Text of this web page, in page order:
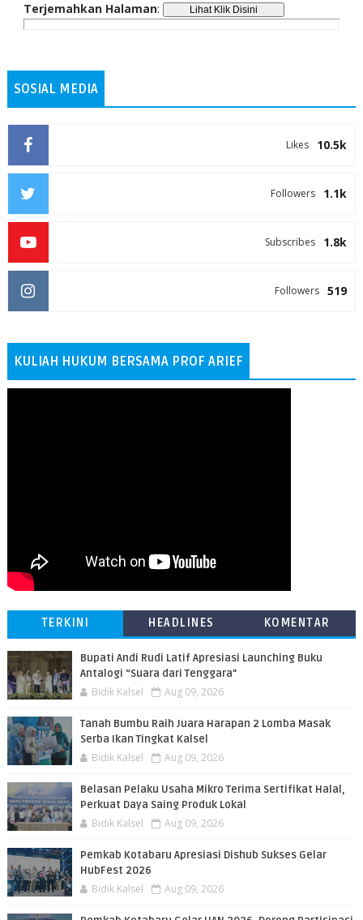
Terjemahkan Halaman:
SOSIAL MEDIA
10.5k
Likes
1.1k
Followers
1.8k
Subscribes
519
Followers
KULIAH HUKUM BERSAMA PROF ARIEF
TERKINI HEADLINES KOMENTAR
Bupati Andi Rudi Latif Apresiasi Launching Buku
Antalogi “Suara dari Tenggara"
Bidik Kalsel Aug 09, 2026
Tanah Bumbu Raih Juara Harapan 2 Lomba Masak
Serba Ikan Tingkat Kalsel
Bidik Kalsel Aug 09, 2026
Belasan Pelaku Usaha Mikro Terima Sertifikat Halal,
Perkuat Daya Saing Produk Lokal
Bidik Kalsel Aug 09, 2026
Pemkab Kotabaru Apresiasi Dishub Sukses Gelar
HubFest 2026
Bidik Kalsel Aug 09, 2026